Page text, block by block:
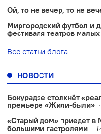
Ой, то не вечер, то не
Миргородский футбол и
фестиваля театров
Все статьи блога
НОВОСТИ
Бокурадзе столкнëт
премьере «Жили-были»
«Старый дом» приедет в
большими гастролями